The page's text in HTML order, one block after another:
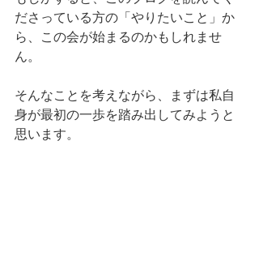
ださっている方の「やりたいこと」か
ら、この会が始まるのかもしれませ
ん。
そんなことを考えながら、まずは私自
身が最初の一歩を踏み出してみようと
思います。